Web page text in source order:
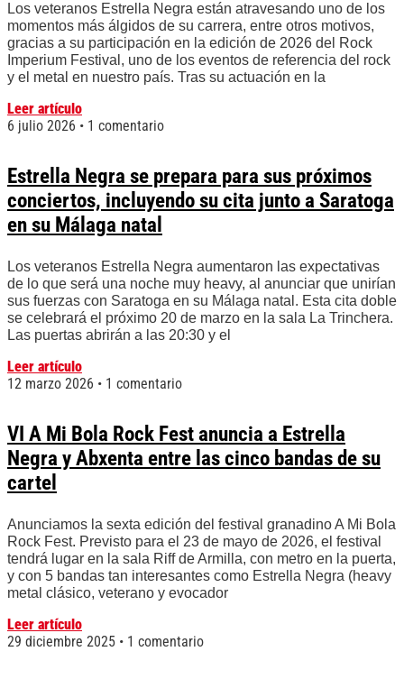
Los veteranos Estrella Negra están atravesando uno de los
momentos más álgidos de su carrera, entre otros motivos,
gracias a su participación en la edición de 2026 del Rock
Imperium Festival, uno de los eventos de referencia del rock
y el metal en nuestro país. Tras su actuación en la
Leer artículo
6 julio 2026
1 comentario
Estrella Negra se prepara para sus próximos
conciertos, incluyendo su cita junto a Saratoga
en su Málaga natal
Los veteranos Estrella Negra aumentaron las expectativas
de lo que será una noche muy heavy, al anunciar que unirían
sus fuerzas con Saratoga en su Málaga natal. Esta cita doble
se celebrará el próximo 20 de marzo en la sala La Trinchera.
Las puertas abrirán a las 20:30 y el
Leer artículo
12 marzo 2026
1 comentario
VI A Mi Bola Rock Fest anuncia a Estrella
Negra y Abxenta entre las cinco bandas de su
cartel
Anunciamos la sexta edición del festival granadino A Mi Bola
Rock Fest. Previsto para el 23 de mayo de 2026, el festival
tendrá lugar en la sala Riff de Armilla, con metro en la puerta,
y con 5 bandas tan interesantes como Estrella Negra (heavy
metal clásico, veterano y evocador
Leer artículo
29 diciembre 2025
1 comentario